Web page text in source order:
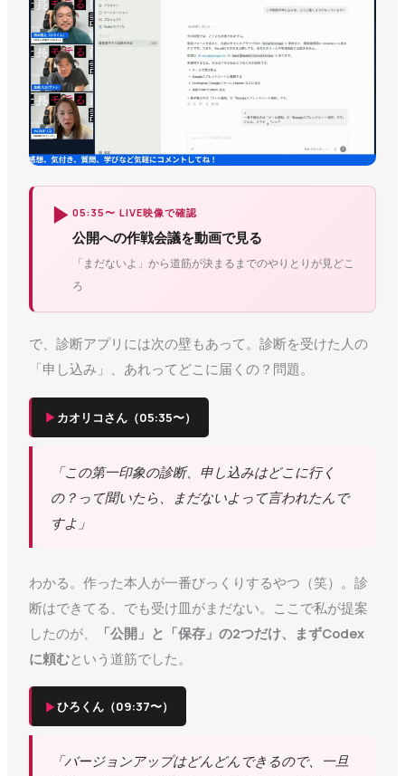
▶ 05:35〜 LIVE映像で確認
公開への作戦会議を動画で見る
「まだないよ」から道筋が決まるまでのやりとりが見どこ
ろ
で、診断アプリには次の壁もあって。診断を受けた人の
「申し込み」、あれってどこに届くの？問題。
▶ カオリコさん（05:35〜）
「この第一印象の診断、申し込みはどこに行く
の？って聞いたら、まだないよって言われたんで
すよ」
わかる。作った本人が一番びっくりするやつ（笑）。診
断はできてる、でも受け皿がまだない。ここで私が提案
したのが、
「公開」と「保存」の2つだけ、まずCodex
に頼むという道筋でした。
▶ひろくん（09:37〜）
「バージョンアップはどんどんできるので、一旦